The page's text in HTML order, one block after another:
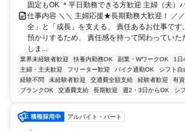
固定もOK ＊平日勤務できる方歓迎 主婦（夫）
仕事内容 ＼＼ 主婦応援★長期勤務大歓迎！ ／
全」と「成長」を支える、 責任あるお仕事です
預かりするため、 責任感を持って関わっていた
しま...
業界未経験者歓迎 扶養内勤務OK 副業・WワークOK
1日
主婦・主夫歓迎
フリーター歓迎 バイク通勤OK シフト自
経験不問
未経験者歓迎 交通費全額支給 経験者歓迎 有
ブランクOK
交通費支給 長期歓迎 週2・3日からOK シ
アルバイト・パート